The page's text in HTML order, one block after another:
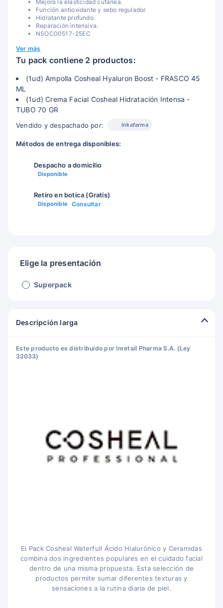
Mejora la elasticidad cutánea.
Función antioxidante y sebo regulador.
Hidratante profundo.
Reparación intensiva.
NSOC00517-25EC
Ver más
Tu pack contiene 2 productos:
(1ud) Ampolla Cosheal Hyaluron Boost - FRASCO 45
ML
(1ud) Crema Facial Cosheal Hidratación Intensa -
TUBO 70 GR
Vendido y despachado por: Inkafarma
Métodos de entrega disponibles:
Despacho a domicilio
Disponible
Retiro en botica (Gratis)
Disponible Consultar
Elige la presentación
Superpack
Descripción larga
Este producto es distribuido por Inretail Pharma S.A. (Ley
32033)
El Pack Cosheal Waterfull Ácido Hialurónico y Ceramidas
combina dos ingredientes populares en el cuidado facial
dentro de una misma propuesta. Esta selección de
productos permite sumar diferentes texturas y
sensaciones a la rutina diaria de piel.